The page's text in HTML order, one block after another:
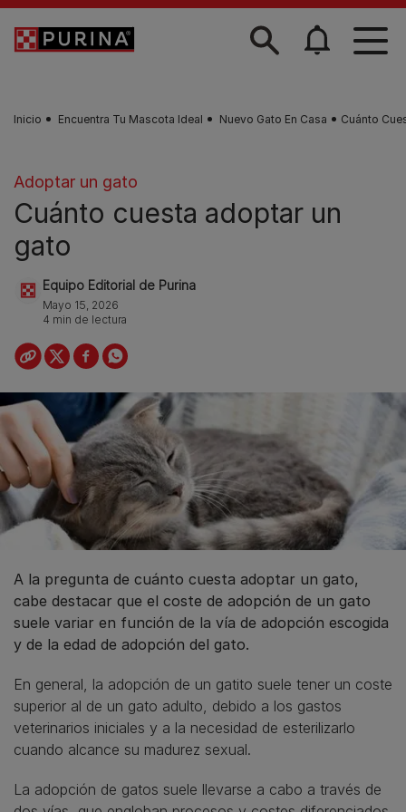
Skip to main content
Inicio Encuentra Tu Mascota Ideal Nuevo Gato En Casa Cuánto
Adoptar un gato
Cuánto cuesta adoptar un
gato
Equipo Editorial de Purina
Mayo 15, 2026
4 min de lectura
A la pregunta de cuánto cuesta adoptar un gato,
cabe destacar que el coste de adopción de un gato
suele variar en función de la vía de adopción escogida
y de la edad de adopción del gato.
En general, la adopción de un gatito suele tener un coste
superior al de un gato adulto, debido a los gastos
veterinarios iniciales y a la necesidad de esterilizarlo
cuando alcance su madurez sexual.
La adopción de gatos suele llevarse a cabo a través de